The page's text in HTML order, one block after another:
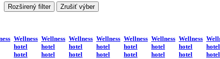
Rozširený filter Zrušiť výber
Wellness
hotel
hotel
Wellness
hotel
hotel
Wellness
hotel
hotel
Wellness
hotel
hotel
Wellness
hotel
hotel
Wellness
hotel
hotel
Wellness
hotel
hotel
hotel
hotel